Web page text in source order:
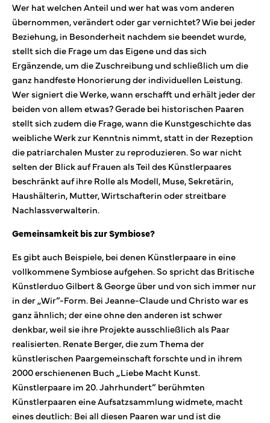
Wer hat welchen Anteil und wer hat was vom anderen
übernommen, verändert oder gar vernichtet? Wie bei jeder
Beziehung, in Besonderheit nachdem sie beendet wurde,
stellt sich die Frage um das Eigene und das sich
Ergänzende, um die Zuschreibung und schließlich um die
ganz handfeste Honorierung der individuellen Leistung.
Wer signiert die Werke, wann erschafft und erhält jeder der
beiden von allem etwas? Gerade bei historischen Paaren
stellt sich zudem die Frage, wann die Kunstgeschichte das
weibliche Werk zur Kenntnis nimmt, statt in der Rezeption
die patriarchalen Muster zu reproduzieren. So war nicht
selten der Blick auf Frauen als Teil des Künstlerpaares
beschränkt auf ihre Rolle als Modell, Muse, Sekretärin,
Haushälterin, Mutter, Wirtschafterin oder streitbare
Nachlassverwalterin.
Gemeinsamkeit bis zur Symbiose?
Es gibt auch Beispiele, bei denen Künstlerpaare in eine
vollkommene Symbiose aufgehen. So spricht das Britische
Künstlerduo Gilbert & George über und von sich immer nur
in der „Wir“-Form. Bei Jeanne-Claude und Christo war es
ganz ähnlich; der eine ohne den anderen ist schwer
denkbar, weil sie ihre Projekte ausschließlich als Paar
realisierten. Renate Berger, die zum Thema der
künstlerischen Paargemeinschaft forschte und in ihrem
2000 erschienenen Buch „Liebe Macht Kunst.
Künstlerpaare im 20. Jahrhundert“ berühmten
Künstlerpaaren eine Aufsatzsammlung widmete, macht
eines deutlich: Bei all diesen Paaren war und ist die